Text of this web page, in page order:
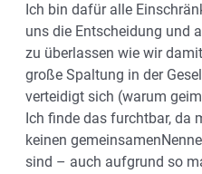
Ich bin dafür alle
uns die Entscheidung und
zu überlassen wie wir
große Spaltung in der
verteidigt sich (warum
Ich finde das furchtbar, da
keinen
sind – auch aufgrund so